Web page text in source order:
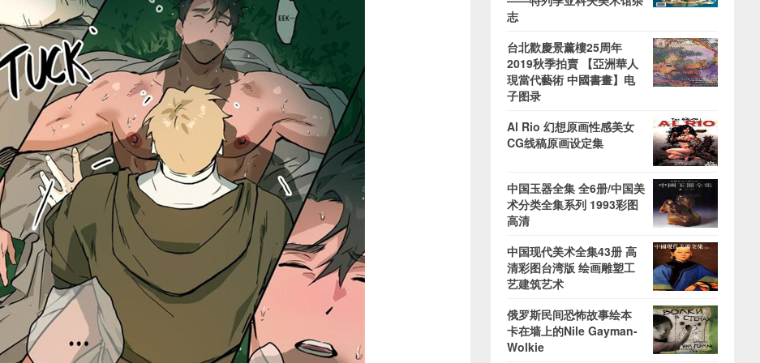
志
台北歡慶景薰樓25周年
2019秋季拍賣 【亞洲華人
現當代藝術 中國書畫】电
子图录
Al Rio 幻想原画性感美女
CG线稿原画设定集
中国玉器全集 全6册/中国美
术分类全集系列 1993彩图
高清
中国现代美术全集43册 高
清彩图台湾版 绘画雕塑工
艺建筑艺术
俄罗斯民间恐怖故事绘本
卡在墙上的Nile Gayman-
Wolkie